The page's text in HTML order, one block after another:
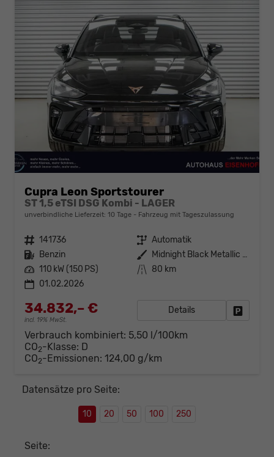
Cupra Leon Sportstourer
ST 1,5 eTSI DSG Kombi - LAGER
unverbindliche Lieferzeit: 10 Tage Fahrzeug mit Tageszulassung
Fahrzeugnr. 141736 Getriebe Automatik
Kraftstoff Benzin Außenfarbe
Midnight Black Metallic (0E)
Leistung 110 kW (150 PS) Kilometerstand 80 km
01.02.2026
34.832,– €
incl. 19% MwSt.
Details
Verbrauch kombiniert: 5,50 l/100km
CO2-Klasse: D
CO2-Emissionen: 124,00 g/km
Datensätze pro Seite:
10 20 50 100 250
Seite: